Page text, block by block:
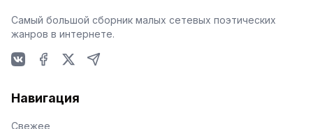
Самый большой сборник малых сетевых поэтических
жанров в интернете.
Навигация
Свежее